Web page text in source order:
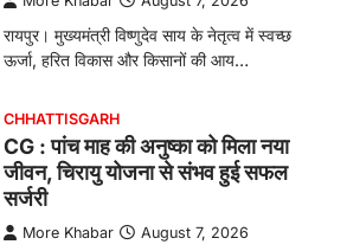
रायपुर। मुख्यमंत्री विष्णुदेव साय के नेतृत्व में स्वच्छ
ऊर्जा, हरित विकास और किसानों की आय…
CHHATTISGARH
CG : पांच माह की अनुष्का को मिला नया
जीवन, चिरायु योजना से संभव हुई सफल
सर्जरी
More Khabar August 7, 2026